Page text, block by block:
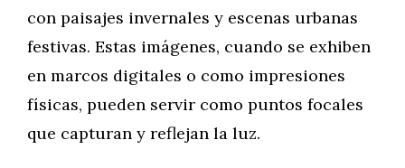
con paisajes invernales y escenas urbanas
festivas. Estas imágenes, cuando se exhiben
en marcos digitales o como impresiones
físicas, pueden servir como puntos focales
que capturan y reflejan la luz.